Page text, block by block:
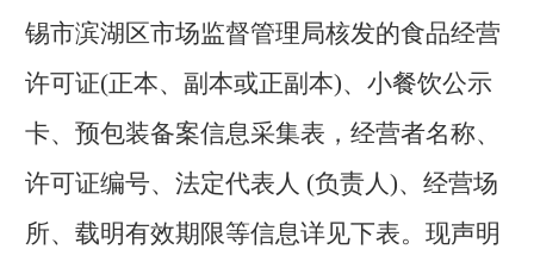
锡市滨湖区市场监督管理局核发的食品经营
许可证(正本、副本或正副本)、小餐饮公示
卡、预包装备案信息采集表，经营者名称、
许可证编号、法定代表人 (负责人)、经营场
所、载明有效期限等信息详见下表。现声明